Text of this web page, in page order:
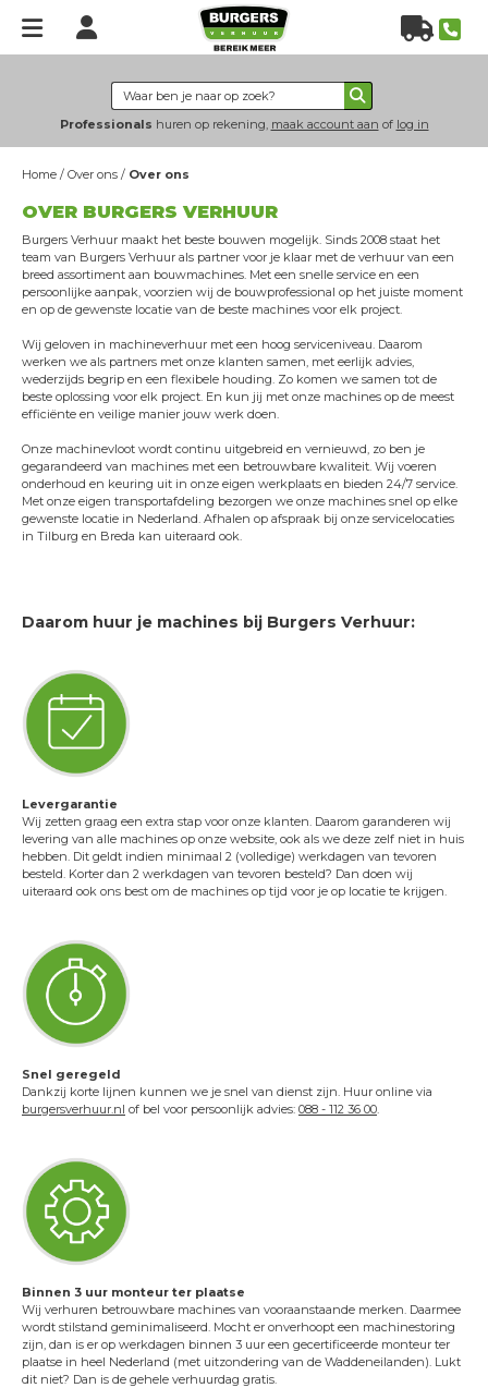
Verhuur
Hoogwerkers
Heftrucks
Verreikers
Grondverzet
Energie & verlichting
Hijs- & heftechniek
Bouwplaatsinrichting
Nieuws
ons
Over Burgers Verhuur
Transportservice
Onderhoud & keuring
Vacatures
Certificeringen
Erkend leerbedrijf
Duurzaam ondernemen
Short Lease
Contact
Professionals huren op rekening, maak account aan of log in
Home / Over ons / Over ons
OVER BURGERS VERHUUR
Burgers Verhuur maakt het beste bouwen mogelijk. Sinds 2008 staat het
team van Burgers Verhuur als partner voor je klaar met de verhuur van een
breed assortiment aan bouwmachines. Met een snelle service en een
persoonlijke aanpak, voorzien wij de bouwprofessional op het juiste moment
en op de gewenste locatie van de beste machines voor elk project.
Wij geloven in machineverhuur met een hoog serviceniveau. Daarom
werken we als partners met onze klanten samen, met eerlijk advies,
wederzijds begrip en een flexibele houding. Zo komen we samen tot de
beste oplossing voor elk project. En kun jij met onze machines op de meest
efficiënte en veilige manier jouw werk doen.
Onze machinevloot wordt continu uitgebreid en vernieuwd, zo ben je
gegarandeerd van machines met een betrouwbare kwaliteit. Wij voeren
onderhoud en keuring uit in onze eigen werkplaats en bieden 24/7 service.
Met onze eigen transportafdeling bezorgen we onze machines snel op elke
gewenste locatie in Nederland. Afhalen op afspraak bij onze servicelocaties
in Tilburg en Breda kan uiteraard ook.
Daarom huur je machines bij Burgers Verhuur:
Levergarantie
Wij zetten graag een extra stap voor onze klanten. Daarom garanderen wij
levering van alle machines op onze website, ook als we deze zelf niet in huis
hebben. Dit geldt indien minimaal 2 (volledige) werkdagen van tevoren
besteld. Korter dan 2 werkdagen van tevoren besteld? Dan doen wij
uiteraard ook ons best om de machines op tijd voor je op locatie te krijgen.
Snel geregeld
Dankzij korte lijnen kunnen we je snel van dienst zijn. Huur online via
burgersverhuur.nl of bel voor persoonlijk advies: 088 - 112 36 00.
Binnen 3 uur monteur ter plaatse
Wij verhuren betrouwbare machines van vooraanstaande merken. Daarmee
wordt stilstand geminimaliseerd. Mocht er onverhoopt een machinestoring
zijn, dan is er op werkdagen binnen 3 uur een gecertificeerde monteur ter
plaatse in heel Nederland (met uitzondering van de Waddeneilanden). Lukt
dit niet? Dan is de gehele verhuurdag gratis.